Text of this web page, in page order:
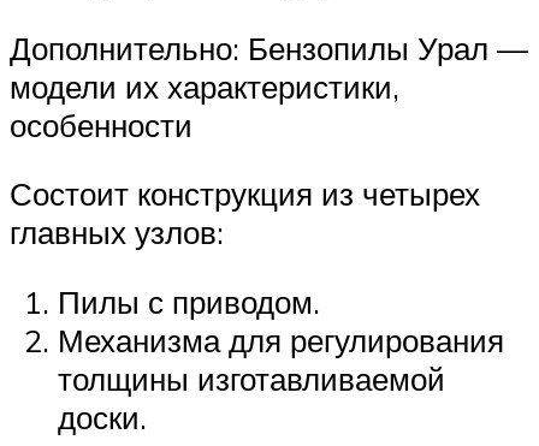
Дополнительно: Бензопилы Урал —
модели их характеристики,
особенности
Состоит конструкция из четырех
главных узлов:
Пилы с приводом.
Механизма для регулирования
толщины изготавливаемой
доски.